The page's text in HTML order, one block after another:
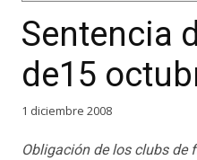
Sentencia
de15
1 diciembre 2008
Obligación de los clubs de